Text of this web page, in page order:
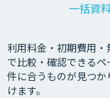
一括資
利用料金・初期費用
で比較・確認できる
件に合うものが見つ
けます。